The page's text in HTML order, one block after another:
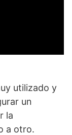
utilizado y
un
la
a otro.